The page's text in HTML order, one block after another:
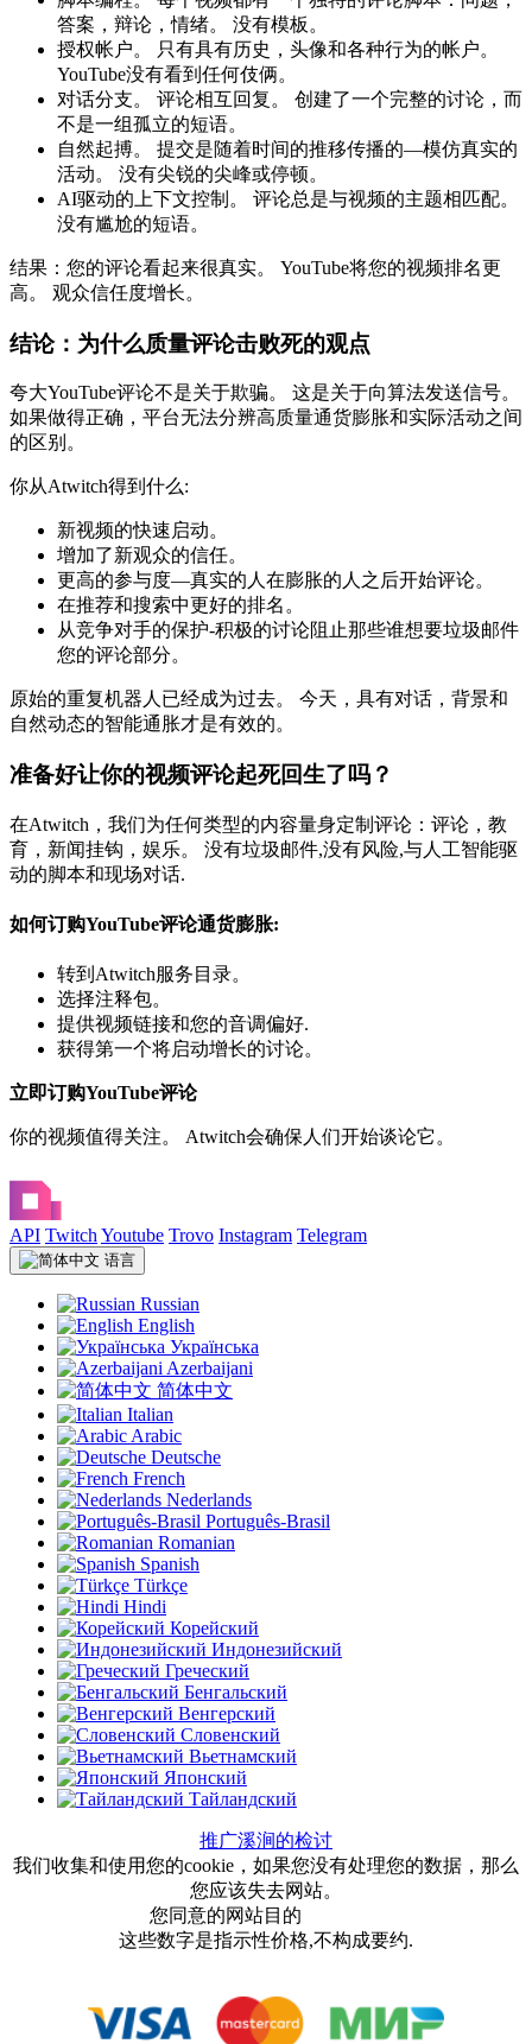
答案，辩论，情绪。 没有模板。
授权帐户。 只有具有历史，头像和各种行为的帐户。
YouTube没有看到任何伎俩。
对话分支。 评论相互回复。 创建了一个完整的讨论，而
不是一组孤立的短语。
自然起搏。 提交是随着时间的推移传播的—模仿真实的
活动。 没有尖锐的尖峰或停顿。
AI驱动的上下文控制。 评论总是与视频的主题相匹配。
没有尴尬的短语。
结果：您的评论看起来很真实。 YouTube将您的视频排名更
高。 观众信任度增长。
结论：为什么质量评论击败死的观点
夸大YouTube评论不是关于欺骗。 这是关于向算法发送信号。
如果做得正确，平台无法分辨高质量通货膨胀和实际活动之间
的区别。
你从Atwitch得到什么:
新视频的快速启动。
增加了新观众的信任。
更高的参与度—真实的人在膨胀的人之后开始评论。
在推荐和搜索中更好的排名。
从竞争对手的保护-积极的讨论阻止那些谁想要垃圾邮件
您的评论部分。
原始的重复机器人已经成为过去。 今天，具有对话，背景和
自然动态的智能通胀才是有效的。
准备好让你的视频评论起死回生了吗？
在Atwitch，我们为任何类型的内容量身定制评论：评论，教
育，新闻挂钩，娱乐。 没有垃圾邮件,没有风险,与人工智能驱
动的脚本和现场对话.
如何订购YouTube评论通货膨胀:
转到Atwitch服务目录。
选择注释包。
提供视频链接和您的音调偏好.
获得第一个将启动增长的讨论。
立即订购YouTube评论
你的视频值得关注。 Atwitch会确保人们开始谈论它。
API Twitch Youtube Trovo Instagram Telegram
语言
Russian
English
Українська
Azerbaijani
简体中文
Italian
Arabic
Deutsche
French
Nederlands
Português-Brasil
Romanian
Spanish
Türkçe
Hindi
Корейский
Индонезийский
Греческий
Бенгальский
Венгерский
Словенский
Вьетнамский
Японский
Тайландский
推广溪涧的检讨
我们收集和使用您的cookie，如果您没有处理您的数据，那么
您应该失去网站。
您同意的网站目的
这些数字是指示性价格,不构成要约.